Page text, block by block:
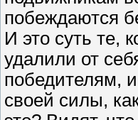
побеждаются
И это суть те,
удалили от
победителям,
своей силы,